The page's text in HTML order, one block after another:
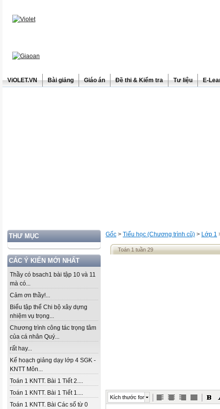
ViOLET.VN Bài giảng Giáo án Đề thi & Kiểm tra Tư liệu E-
THƯ MỤC
CÁC Ý KIẾN MỚI NHẤT
Thầy có bsach1 bài tập 10 và 11
mà có...
Cảm ơn thầy!...
Biểu tập thể Chi bộ xây dựng
nhiệm vụ trọng...
Chương trình công tác trọng tâm
của cá nhân Quý...
rất hay...
Kế hoạch giảng dạy lớp 4 SGK -
KNTT Môn...
Toán 1 KNTT. Bài 1 Tiết 2....
Toán 1 KNTT. Bài 1 Tiết 1....
Toán 1 KNTT. Bài Các số từ 0
Gốc > Tiểu học (Chương trình cũ) > Lớp 1
Toán 1 tuần 29
Kích thước font